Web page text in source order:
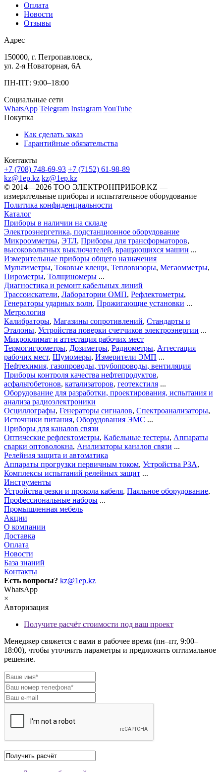
Оплата
Новости
Отзывы
Адрес
150000, г. Петропавловск,
ул. 2-я Новаторная, 6А
ПН-ПТ: 9:00–18:00
Социальные сети
WhatsApp Telegram InstagramYouTube
Покупка
Как сделать заказ
Гарантийные обязательства
Контакты
+7 (708) 748-69-93 +7 (7152) 61-98-89
kz@1ep.kz kz@1ep.kz
©️ 2014—2026 ТОО ЭЛЕКТРОНПРИБОР.KZ —
измерительные приборы и испытательное оборудование
Политика конфиденциальности
Каталог
Приборы в наличии на складе
Электроэнергетика, подстанционное оборудование
Микроомметры, ЭТЛ, Приборы для трансформаторов,
высоковольтных выключателей, вращающихся машин ...
Измерительные приборы общего назначения
Мультиметры, Токовые клещи, Тепловизоры, Мегаомметры,
Пирометры, Толщиномеры ...
Диагностика и ремонт кабельных линий
Трассоискатели, Лаборатории ОМП, Рефлектометры,
Генераторы ударных волн, Прожигающие установки ...
Метрология
Калибраторы, Магазины сопротивлений, Стандарты и
Эталоны, Устройства поверки счетчиков электроэнергии ...
Микроклимат и аттестация рабочих мест
Термогигрометры, Дозиметры, Радиометры, Аттестация
рабочих мест, Шумомеры, Измерители ЭМП ...
Нефтехимия, газопроводы, трубопроводы, вентиляция
Приборы контроля качества нефтепродуктов,
асфальтобетонов, катализаторов, геотекстиля ...
Оборудование для разработки, проектирования, испытания и
анализа радиоэлектроники
Осциллографы, Генераторы сигналов, Спектроанализаторы,
Источники питания, Оборудования ЭМС ...
Приборы для каналов связи
Оптические рефлектометры, Кабельные тестеры, Аппараты
сварки оптоволокна, Анализаторы каналов связи ...
Релейная защита и автоматика
Аппараты прогрузки первичным током, Устройства РЗА,
Комплексы испытаний релейных защит ...
Инструменты
Устройства резки и прокола кабеля, Паяльное оборудование,
Профессиональные наборы ...
Промышленная мебель
Акции
О компании
Доставка
Оплата
Новости
База знаний
Контакты
Есть вопросы? kz@1ep.kz
WhatsApp
×
Авторизация
Получите расчёт стоимости под ваш проект
Менеджер свяжется с вами в рабочее время (пн–пт, 9:00–
18:00), чтобы уточнить параметры и предложить оптимальное
решение.